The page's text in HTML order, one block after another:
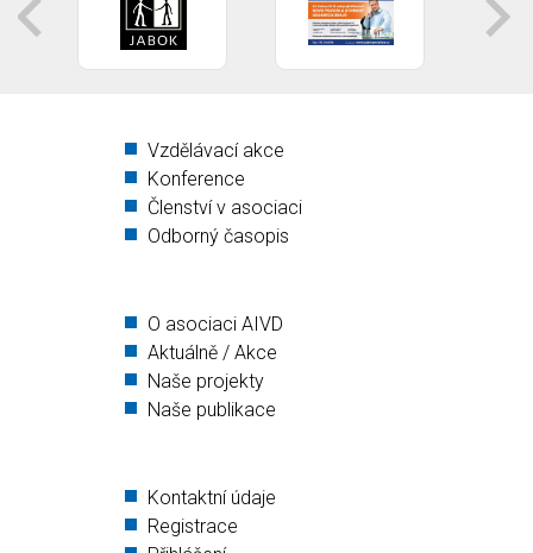
Vzdělávací akce
Konference
Členství v asociaci
Odborný časopis
O asociaci AIVD
Aktuálně / Akce
Naše projekty
Naše publikace
Kontaktní údaje
Registrace